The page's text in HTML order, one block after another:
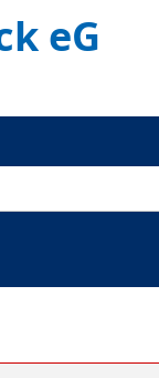
eG